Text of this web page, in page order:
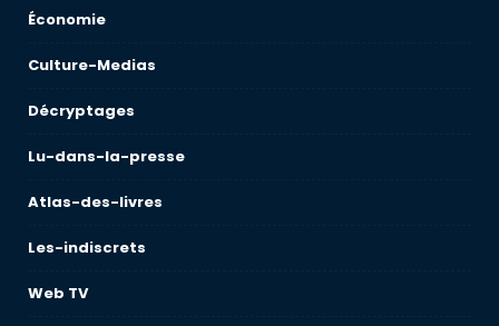
Économie
Culture-Medias
Décryptages
Lu-dans-la-presse
Atlas-des-livres
Les-indiscrets
Web TV